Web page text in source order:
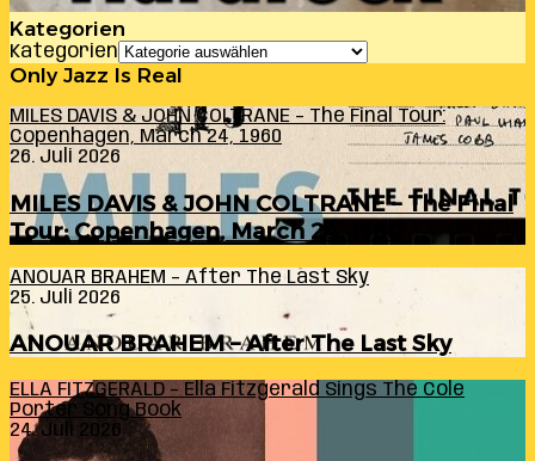
Kategorien
Kategorien
Only Jazz Is Real
MILES DAVIS & JOHN COLTRANE – The Final Tour:
Copenhagen, March 24, 1960
26. Juli 2026
MILES DAVIS & JOHN COLTRANE – The Final
Tour: Copenhagen, March 24, 1960
ANOUAR BRAHEM – After The Last Sky
25. Juli 2026
ANOUAR BRAHEM – After The Last Sky
ELLA FITZGERALD – Ella Fitzgerald Sings The Cole
Porter Song Book
24. Juli 2026